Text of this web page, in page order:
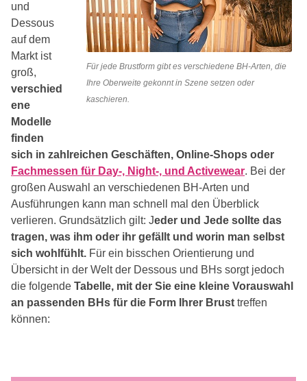
Für jede Brustform gibt es verschiedene BH-Arten, die
Ihre Oberweite gekonnt in Szene setzen oder
kaschieren.
und
Dessous
auf dem
Markt ist
groß,
verschied
ene
Modelle
finden
sich in zahlreichen Geschäften, Online-Shops oder
Fachmessen für Day-, Night-, und Activewear. Bei der
großen Auswahl an verschiedenen BH-Arten und
Ausführungen kann man schnell mal den Überblick
verlieren. Grundsätzlich gilt: Jeder und Jede sollte das
tragen, was ihm oder ihr gefällt und worin man selbst
sich wohlfühlt. Für ein bisschen Orientierung und
Übersicht in der Welt der Dessous und BHs sorgt jedoch
die folgende Tabelle, mit der Sie eine kleine Vorauswahl
an passenden BHs für die Form Ihrer Brust treffen
können: